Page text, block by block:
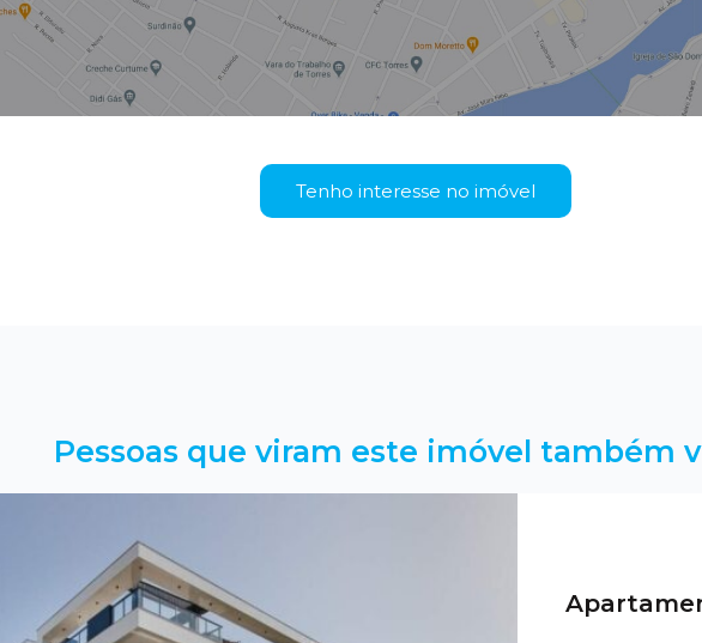
Tenho interesse no imóvel
Pessoas que viram este imóvel também